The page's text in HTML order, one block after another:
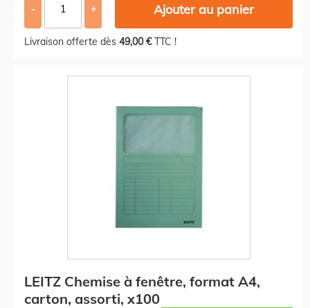
- + Ajouter au panier
Livraison offerte dès 49,00 €TTC !
LEITZ Chemise à fenêtre, format A4,
carton, assorti, x100